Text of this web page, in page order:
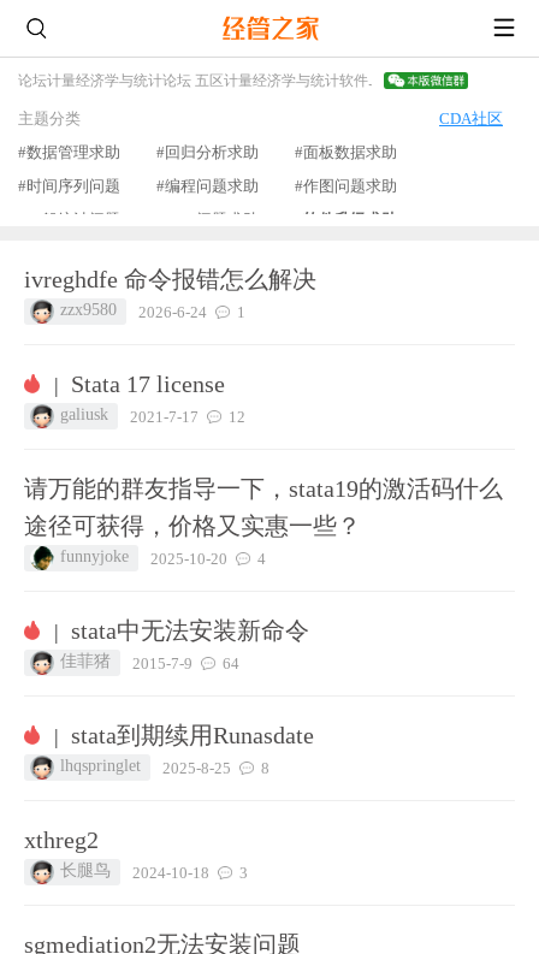
论坛计量经济学与统计论坛 五区计量经济学与统计软件
主题分类
CDA社区
#数据管理求助
#回归分析求助
#面板数据求助
#时间序列问题
#编程问题求助
#作图问题求助
#一般统计问题
#mata问题求助
#软件升级求助
#stata资源分享
#作业 #其他
ivreghdfe 命令报错怎么解决
zzx9580 2026-6-24 1
| Stata 17 license
galiusk 2021-7-17 12
请万能的群友指导一下，stata19的激活码什么
途径可获得，价格又实惠一些？
funnyjoke 2025-10-20 4
| stata中无法安装新命令
佳菲猪 2015-7-9 64
| stata到期续用Runasdate
lhqspringlet 2025-8-25 8
xthreg2
长腿鸟 2024-10-18 3
sgmediation2无法安装问题